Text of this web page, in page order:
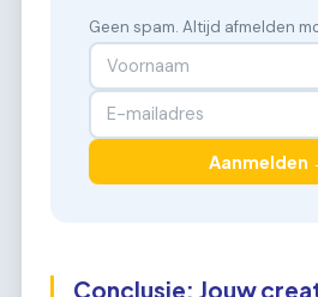
Geen spam. Altijd afmelden
Aanmelden
Conclusie: Jouw